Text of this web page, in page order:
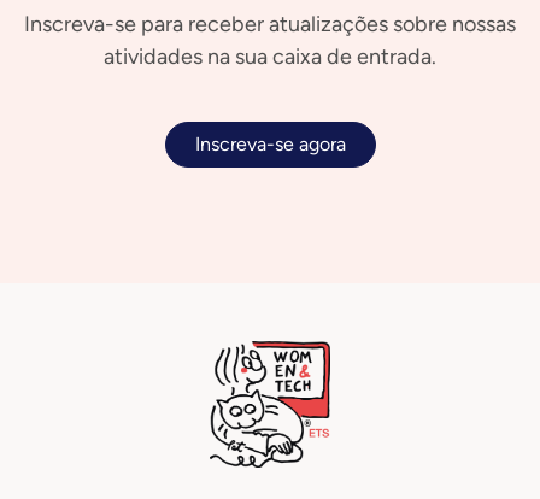
Inscreva-se para receber atualizações sobre nossas
atividades na sua caixa de entrada.
Inscreva-se agora